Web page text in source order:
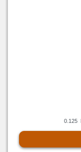
0.125